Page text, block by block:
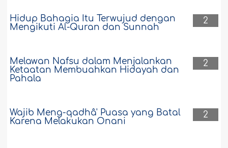
2
Hidup Bahagia Itu Terwujud dengan
Mengikuti Al-Quran dan Sunnah
2
Melawan Nafsu dalam Menjalankan
Ketaatan Membuahkan Hidayah dan
Pahala
2
Wajib Meng-qadhâ' Puasa yang Batal
Karena Melakukan Onani